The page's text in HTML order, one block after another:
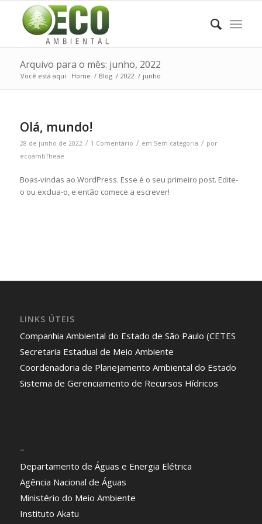
Arquivo para o mês: junho, 2022
Você está aqui: Home / Blog / 2022 / junho
Olá, mundo!
28 de junho de 2022 / 1 Comentário / em Sem categoria / por
ecoambTheae
Boas-vindas ao WordPress. Esse é o seu primeiro post. Edite-
o ou exclua-o, e então comece a escrever!
LINKS ÚTEIS
Companhia Ambiental do Estado de São Paulo (CETES
Secretaria Estadual de Meio Ambiente
Coordenadoria de Planejamento Ambiental do Estado
Sistema de Gerenciamento de Recursos Hídricos
–
Departamento de Águas e Energia Elétrica
Agência Nacional de Águas
Ministério do Meio Ambiente
Instituto Akatu